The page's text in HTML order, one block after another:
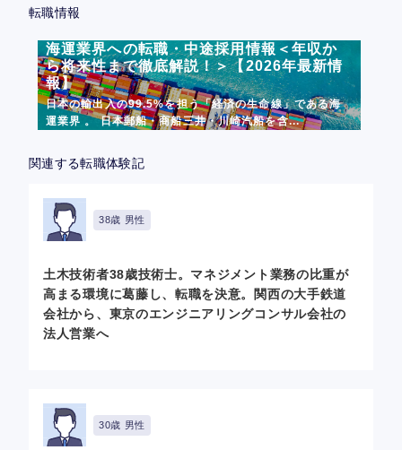
転職情報
海運業界への転職・中途採用情報＜年収か
ら将来性まで徹底解説！＞【2026年最新情
報】
日本の輸出入の99.5%を担う「経済の生命線」である海
運業界 。 日本郵船・商船三井・川崎汽船を含...
関連する転職体験記
38歳 男性
土木技術者38歳技術士。マネジメント業務の比重が
高まる環境に葛藤し、転職を決意。関西の大手鉄道
会社から、東京のエンジニアリングコンサル会社の
法人営業へ
30歳 男性